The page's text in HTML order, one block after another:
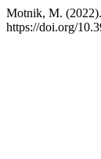
Motnik, M.
https://doi.org/